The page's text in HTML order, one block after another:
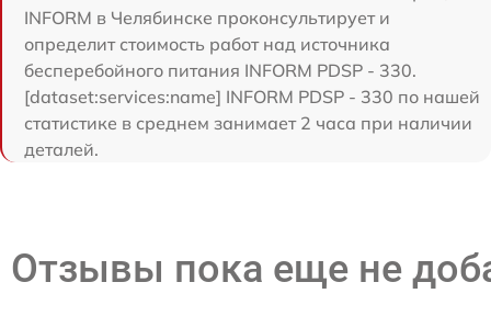
INFORM в Челябинске проконсультирует и
определит стоимость работ над источника
бесперебойного питания INFORM PDSP - 330.
[dataset:services:name] INFORM PDSP - 330 по нашей
статистике в среднем занимает 2 часа при наличии
деталей.
Отзывы пока еще не